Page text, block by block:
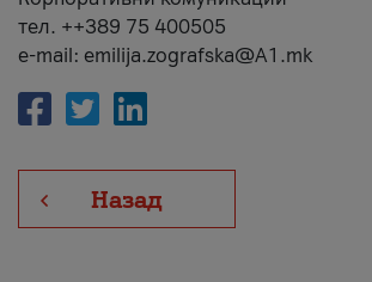
тел. ++389 75 400505
e-mail: emilija.zografska@A1.mk
Назад